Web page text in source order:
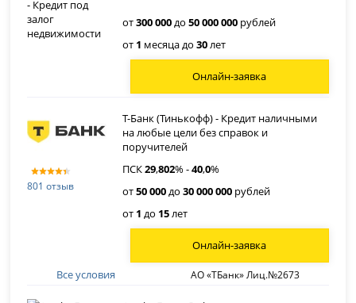
от300 000до50 000 000 рублей
от 1 месяца до30лет
Онлайн-заявка
801 отзыв
Т-Банк (Тинькофф) - Кредит наличными
на любые цели без справок и
поручителей
ПСК29,802% -40,0%
от50 000до30 000 000 рублей
от 1 до 15лет
Все условия АО «ТБанк» Лиц.№2673
Онлайн-заявка